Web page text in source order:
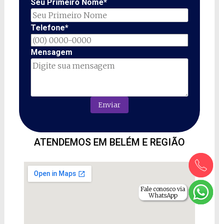
Fale conosco via
WhatsApp
Seu Primeiro Nome*
Telefone*
Mensagem
ATENDEMOS EM BELÉM E REGIÃO